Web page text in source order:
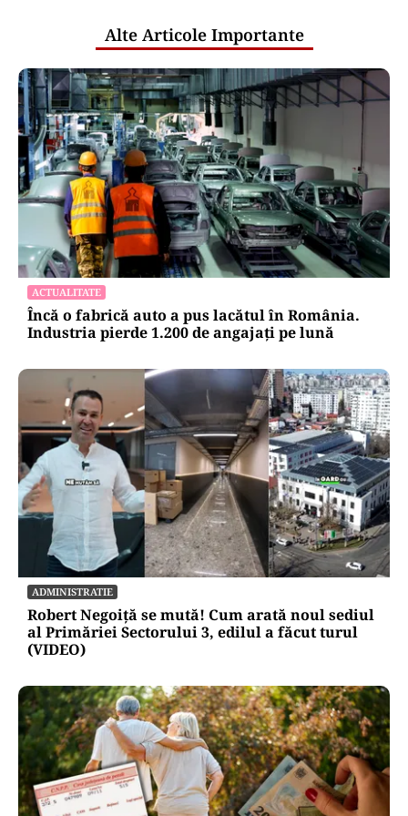
Alte Articole Importante
ACTUALITATE
Încă o fabrică auto a pus lacătul în România.
Industria pierde 1.200 de angajați pe lună
ADMINISTRATIE
Robert Negoiță se mută! Cum arată noul sediul
al Primăriei Sectorului 3, edilul a făcut turul
(VIDEO)